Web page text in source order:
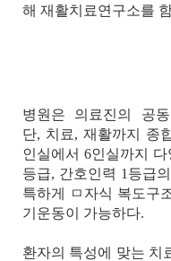
해 재활치료연구소를
◎첨단 요
병원은 의료진의 공
단, 치료, 재활까지 종
인실에서 6인실까지
등급, 간호인력 1 등급
특하게
ㅁ 자식 복도구
기운동이 가능하다.
환자의 특성에 맞는 치